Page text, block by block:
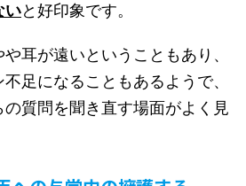
いと好印象です。
耳が遠いということもあり、
足になることもあるようで、
質問を聞き直す場面がよく見